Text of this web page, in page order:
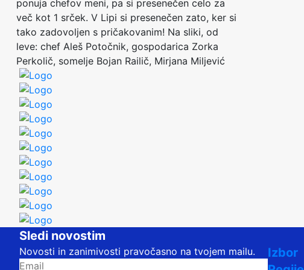
ponuja chefov meni, pa si presenečen celo za
več kot 1 srček. V Lipi si presenečen zato, ker si
tako zadovoljen s pričakovanim! Na sliki, od
leve: chef Aleš Potočnik, gospodarica Zorka
Perkolič, somelje Bojan Railič, Mirjana Miljević
Sledi novostim
Novosti in zanimivosti pravočasno na tvojem mailu.
Izbor